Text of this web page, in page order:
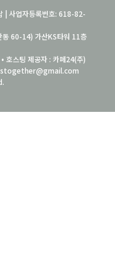
| 사업자등록번호: 618-82-
동 60-14) 가산KS타워 11층
호스팅 제공자 : 카페24(주)